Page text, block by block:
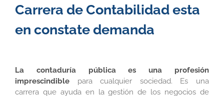
Carrera de Contabilidad esta
en constate demanda
La contaduría pública es una profesión
imprescindible para cualquier sociedad. Es una
carrera que ayuda en la gestión de los negocios de